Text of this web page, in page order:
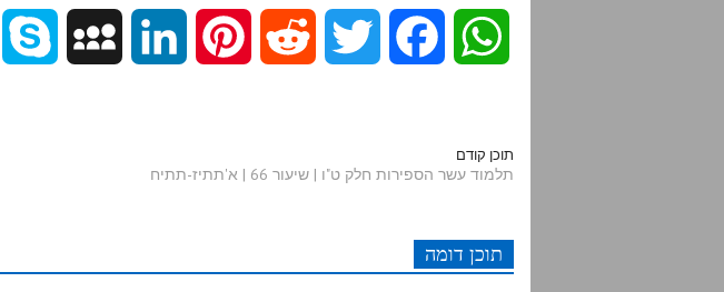
W
s
תוכן קודם
תלמוד עשר הספירות חלק ט"ו | שיעור 66 | א'תתיז-תתיח
תוכן דומה